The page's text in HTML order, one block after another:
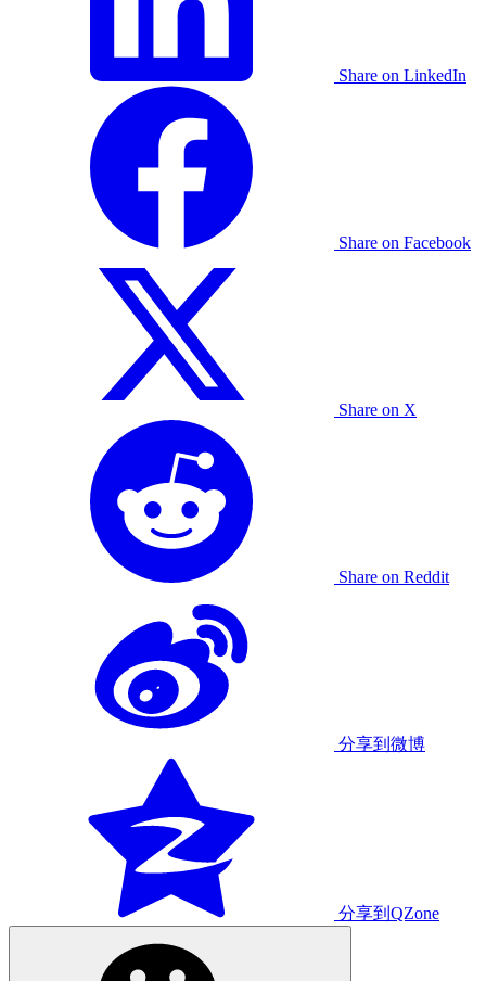
Share on LinkedIn
Share on Facebook
Share on X
Share on Reddit
分享到微博
分享到QZone